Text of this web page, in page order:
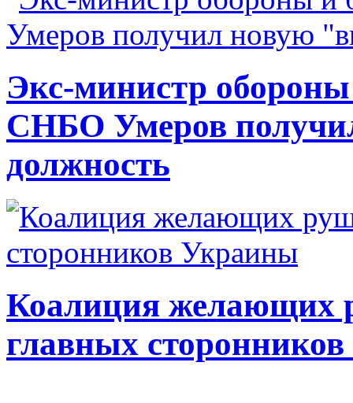
Экс-министр
СНБО Умеров
должность
Коалиция желающих
главных